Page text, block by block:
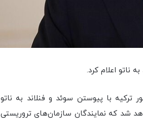
ناتو اعلام کرد.
با پیوستن سوئد و فنلاند به ناتو
شد که نمایندگان سازمان‌های تروریستی